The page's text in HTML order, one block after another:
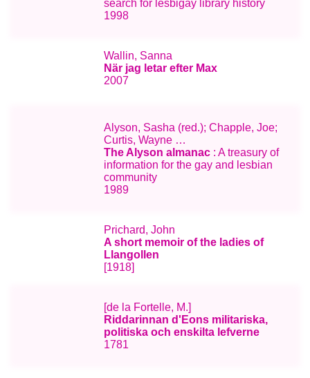
search for lesbigay library history
1998
Wallin, Sanna
När jag letar efter Max
2007
Alyson, Sasha (red.); Chapple, Joe;
Curtis, Wayne …
The Alyson almanac : A treasury of
information for the gay and lesbian
community
1989
Prichard, John
A short memoir of the ladies of
Llangollen
[1918]
[de la Fortelle, M.]
Riddarinnan d'Eons militariska,
politiska och enskilta lefverne
1781